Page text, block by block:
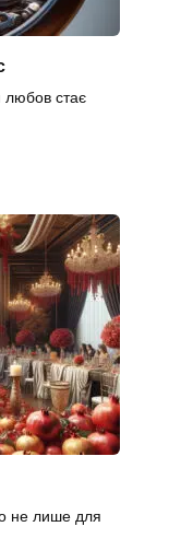
любов стає
не лише для